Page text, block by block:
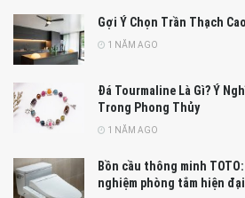
Gợi Ý Chọn Trần Thạch
1 NĂM AGO
Đá Tourmaline Là Gì? Ý
Trong Phong Thủy
1 NĂM AGO
Bồn cầu thông minh
nghiệm phòng tắm hiện đại